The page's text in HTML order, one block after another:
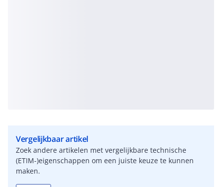
Vergelijkbaar artikel
Zoek andere artikelen met vergelijkbare technische
(ETIM-)eigenschappen om een juiste keuze te kunnen
maken.